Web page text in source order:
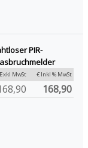
PIR-
MwSt € Inkl % MwSt
168,90